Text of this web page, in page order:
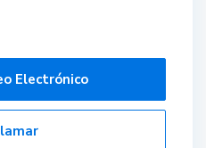
Electrónico